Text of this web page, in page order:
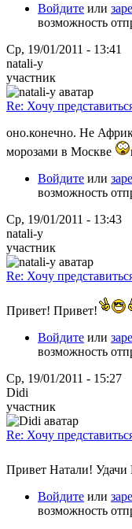
Войдите или
возможность
Ср, 19/01/2011 - 13:41
natali-y
участник
Re: Хочу
оно.конечно. Не
морозами в Москве
Войдите или
возможность
Ср, 19/01/2011 - 13:43
natali-y
участник
Re: Хочу
Привет! Привет!
Войдите или
возможность
Ср, 19/01/2011 - 15:27
Didi
участник
Re: Хочу
Привет Натали!
Войдите или
возможность